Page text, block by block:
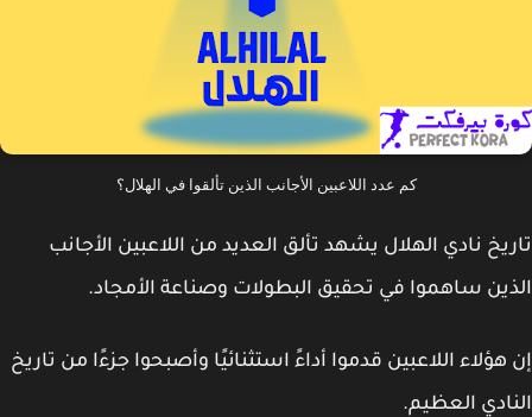
كم عدد اللاعبين الأجانب الذين تألقوا في الهلال؟
نادي الهلال يشهد تألق العديد من اللاعبين الأجانب
ساهموا في تحقيق البطولات وصناعة الأمجاد.
اللاعبين قدموا أداءً استثنائيًا وأصبحوا جزءًا من تاريخ
العظيم.